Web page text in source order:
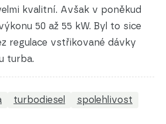
kvalitní. Avšak v poněkud
50 až 55 kW. Byl to sice
regulace vstřikované dávky
turba.
turbodiesel
spolehlivost